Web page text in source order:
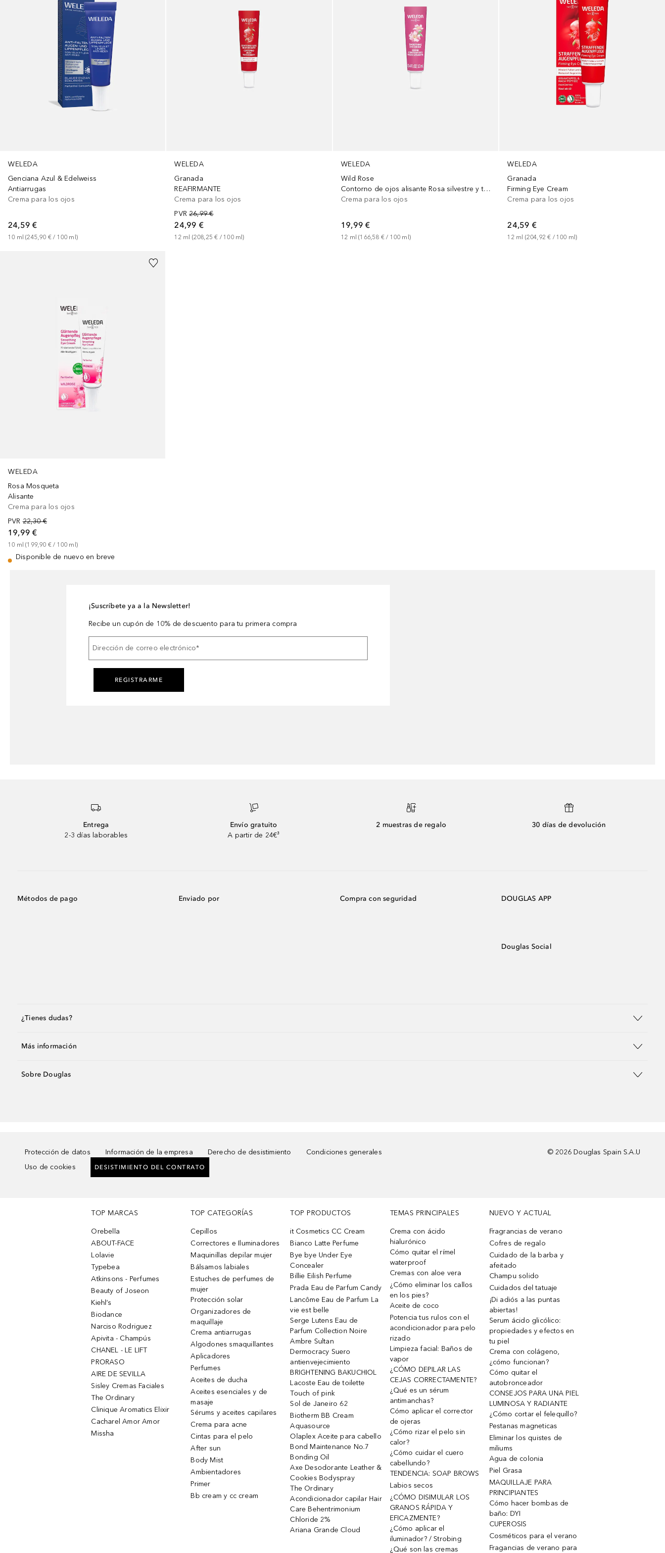
WELEDA
Genciana Azul & Edelweiss
Antiarrugas
Crema para los ojos
24,59 €
10 ml (245,90 € / 100 ml )
WELEDA
Granada
REAFIRMANTE
Crema para los ojos
PVR 26,99 €
24,99 €
12 ml (208,25 € / 100 ml)
WELEDA
Wild Rose
Contorno de ojos alisante Rosa silvestre y té blanco
Crema para los ojos
19,99 €
12 ml (166,58 € / 100 ml )
WELEDA
Granada
Firming Eye Cream
Crema para los ojos
24,59 €
12 ml (204,92 € / 100 ml)
WELEDA
Rosa Mosqueta
Alisante
Crema para los ojos
PVR 22,30 €
19,99 €
10 ml (199,90 € / 100 ml)
Disponible de nuevo en breve
¡Suscríbete ya a la Newsletter!
Recibe un cupón de 10% de descuento para tu primera compra
Dirección de correo electrónico*
REGISTRARME
Entrega
2-3 días laborables
Envío gratuito
A partir de 24€³
2 muestras de regalo 30 días de devolución
Métodos de pago Enviado por Compra con seguridad DOUGLAS APP
Douglas Social
¿Tienes dudas?
Más información
Sobre Douglas
Protección de datos Información de la empresa Derecho de desistimiento
Condiciones generales
Uso de cookies
DESISTIMIENTO DEL CONTRATO
© 2026 Douglas Spain S.A.U
TOP MARCAS
Orebella
ABOUT-FACE
Lolavie
Typebea
Atkinsons - Perfumes
Beauty of Joseon
Kiehl’s
Biodance
Narciso Rodriguez
Apivita - Champús
CHANEL - LE LIFT
PRORASO
AIRE DE SEVILLA
Sisley Cremas Faciales
The Ordinary
Clinique Aromatics Elixir
Cacharel Amor Amor
Missha
TOP CATEGORÍAS
Cepillos
Correctores e Iluminadores
Maquinillas depilar mujer
Bálsamos labiales
Estuches de perfumes de
mujer
Protección solar
Organizadores de
maquillaje
Crema antiarrugas
Algodones smaquillantes
Aplicadores
Perfumes
Aceites de ducha
Aceites esenciales y de
masaje
Sérums y aceites capilares
Crema para acne
Cintas para el pelo
After sun
Body Mist
Ambientadores
Primer
Bb cream y cc cream
TOP PRODUCTOS
it Cosmetics CC Cream
Bianco Latte Perfume
Bye bye Under Eye
Concealer
Billie Eilish Perfume
Prada Eau de Parfum Candy
Lancôme Eau de Parfum La
vie est belle
Serge Lutens Eau de
Parfum Collection Noire
Ambre Sultan
Dermocracy Suero
antienvejecimiento
BRIGHTENING BAKUCHIOL
Lacoste Eau de toilette
Touch of pink
Sol de Janeiro 62
Biotherm BB Cream
Aquasource
Olaplex Aceite para cabello
Bond Maintenance No.7
Bonding Oil
Axe Desodorante Leather &
Cookies Bodyspray
The Ordinary
Acondicionador capilar Hair
Care Behentrimonium
Chloride 2%
Ariana Grande Cloud
TEMAS PRINCIPALES
Crema con ácido
hialurónico
Cómo quitar el rímel
waterproof
Cremas con aloe vera
¿Cómo eliminar los callos
en los pies?
Aceite de coco
Potencia tus rulos con el
acondicionador para pelo
rizado
Limpieza facial: Baños de
vapor
¿CÓMO DEPILAR LAS
CEJAS CORRECTAMENTE?
¿Qué es un sérum
antimanchas?
Cómo aplicar el corrector
de ojeras
¿Cómo rizar el pelo sin
calor?
¿Cómo cuidar el cuero
cabellundo?
TENDENCIA: SOAP BROWS
Labios secos
¿CÓMO DISIMULAR LOS
GRANOS RÁPIDA Y
EFICAZMENTE?
¿Cómo aplicar el
iluminador? / Strobing
¿Qué son las cremas
NUEVO Y ACTUAL
Fragrancias de verano
Cofres de regalo
Cuidado de la barba y
afeitado
Champu solido
Cuidados del tatuaje
¡Di adiós a las puntas
abiertas!
Serum ácido glicólico:
propiedades y efectos en
tu piel
Crema con colágeno,
¿cómo funcionan?
Cómo quitar el
autobronceador
CONSEJOS PARA UNA PIEL
LUMINOSA Y RADIANTE
¿Cómo cortar el felequillo?
Pestanas magneticas
Eliminar los quistes de
miliums
Agua de colonia
Piel Grasa
MAQUILLAJE PARA
PRINCIPIANTES
Cómo hacer bombas de
baño: DYI
CUPEROSIS
Cosméticos para el verano
Fragancias de verano para